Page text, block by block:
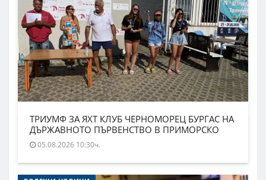
ТРИУМФ ЗА ЯХТ КЛУБ ЧЕРНОМОРЕЦ БУРГАС НА
ДЪРЖАВНОТО ПЪРВЕНСТВО В ПРИМОРСКО
05.08.2026 10:30ч.